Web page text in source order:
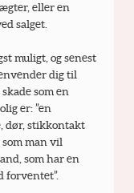
eller en
salget.
muligt, og senest
dig til
som en
er: ”en
dør, stikkontakt
som man vil
som har en
forventet”.